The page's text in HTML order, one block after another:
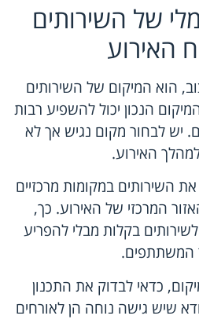
של השירותים
האירוע
הוא המיקום של השירותים
הנכון יכול להשפיע רבות
יש לבחור מקום נגיש אך לא
האירוע.
השירותים במקומות מרכזיים
המרכזי של האירוע. כך,
בקלות מבלי להפריע
המשתתפים.
כדאי לבדוק את התכנון
שיש גישה נוחה הן לאורחים